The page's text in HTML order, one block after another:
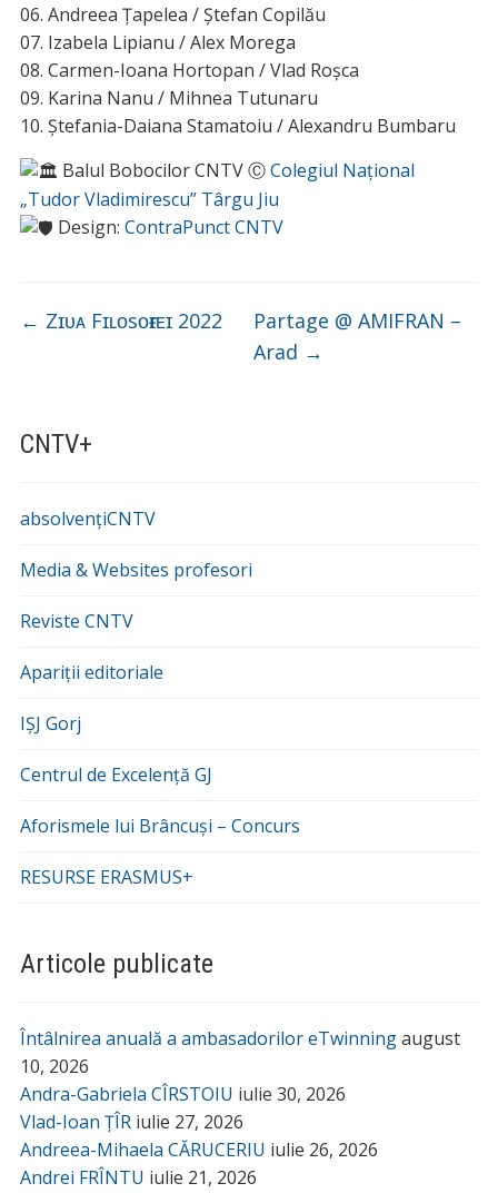
CNTV+
absolvențiCNTV
Media & Websites profesori
Reviste CNTV
Apariții editoriale
IȘJ Gorj
Centrul de Excelență GJ
Aforismele lui Brâncuși – Concurs
RESURSE ERASMUS+
Articole publicate
Întâlnirea anuală a ambasadorilor eTwinningaugust
10, 2026
Andra-Gabriela CÎRSTOIU iulie 30, 2026
Vlad-Ioan ȚÎR iulie 27, 2026
Andreea-Mihaela CĂRUCERIU iulie 26, 2026
Andrei FRÎNTU iulie 21, 2026
06. Andreea Țapelea / Ștefan Copilău
07. Izabela Lipianu / Alex Morega
08. Carmen-Ioana Hortopan / Vlad Roșca
09. Karina Nanu / Mihnea Tutunaru
10. Ștefania-Daiana Stamatoiu / Alexandru Bumbaru
Balul Bobocilor CNTV ⒸColegiul Național
„Tudor Vladimirescu” Târgu Jiu
Design: ContraPunct CNTV
← Zɪᴜᴀ Fɪʟᴏsᴏғɪᴇɪ 2022
Partage @ AMIFRAN –
Arad →